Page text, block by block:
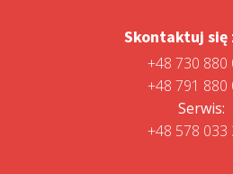
Skontaktuj się
+48 730 880
+48 791 880
Serwis:
+48 578 033